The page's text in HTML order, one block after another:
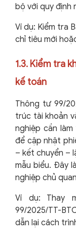
bộ với quy định
Ví dụ: Kiểm tra
chỉ tiêu mới
1.3. Kiểm tra
kế toán
Thông tư 99/
trúc tài khoản
nghiệp cần
để cập nhật
– kết chuyển –
mẫu biểu. Đây
nghiệp chủ
Ví dụ: Thay
99/2025/TT-
dẫn lại cách